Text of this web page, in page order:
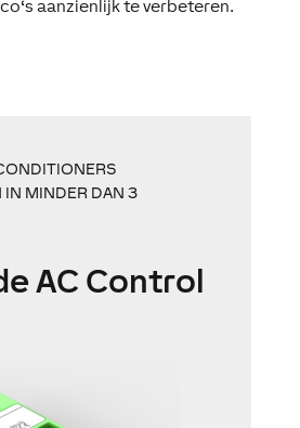
‘s aanzienlijk te verbeteren.
IN MINDER DAN 3
AC Control